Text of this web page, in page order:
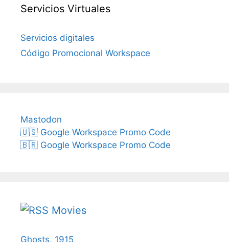
Servicios Virtuales
Servicios digitales
Código Promocional Workspace
Mastodon
🇺🇸 Google Workspace Promo Code
🇧🇷 Google Workspace Promo Code
Movies
Ghosts, 1915